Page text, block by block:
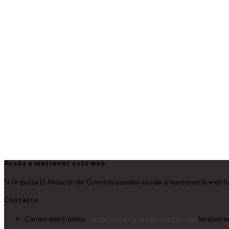
Ayuda a mantener esta web
Si te gusta El Almacén de Cuentos puedes ayudar a mantener la web
Contacto
Correo electrónico:
Se abre